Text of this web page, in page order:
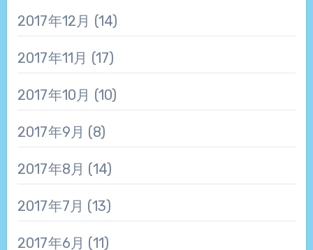
2017年12月 (14)
2017年11月 (17)
2017年10月 (10)
2017年9月 (8)
2017年8月 (14)
2017年7月 (13)
2017年6月 (11)